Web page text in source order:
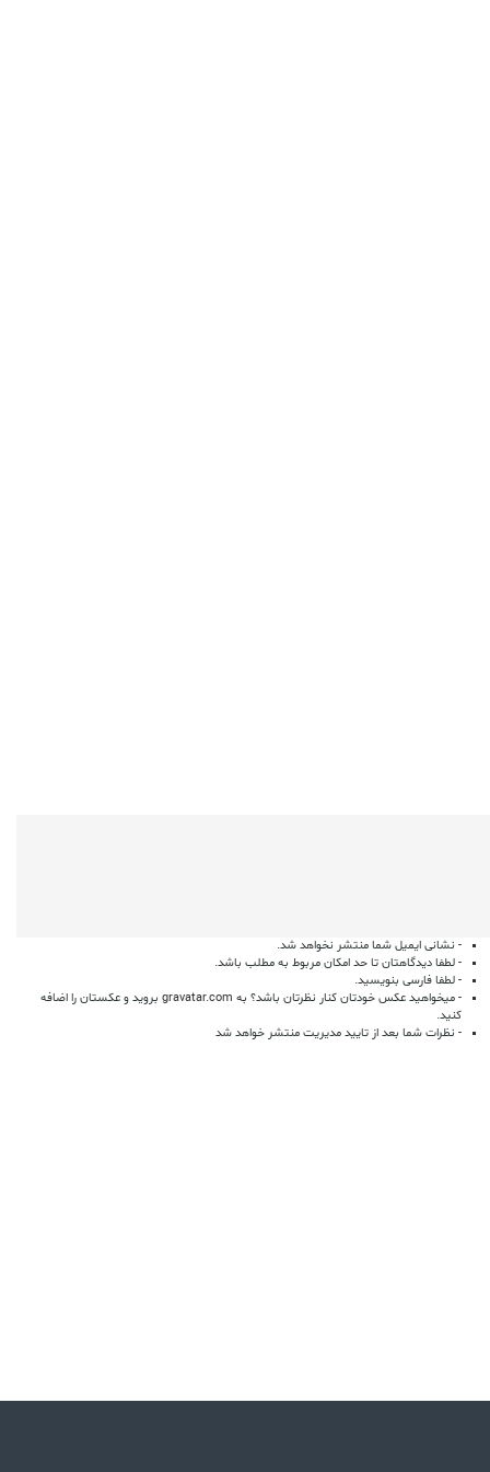
- نشانی ایمیل شما منتشر نخواهد شد.
- لطفا دیدگاهتان تا حد امکان مربوط به مطلب باشد.
- لطفا فارسی بنویسید.
- میخواهید عکس خودتان کنار نظرتان باشد؟ به gravatar.com بروید و عکستان را اضافه
کنید.
- نظرات شما بعد از تایید مدیریت منتشر خواهد شد